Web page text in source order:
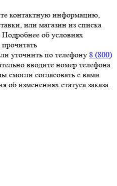
контактную информацию,
или магазин из списка
об условиях
уточнить по телефону 8 (800)
вводите номер телефона
смогли согласовать с вами
об изменениях статуса заказа.